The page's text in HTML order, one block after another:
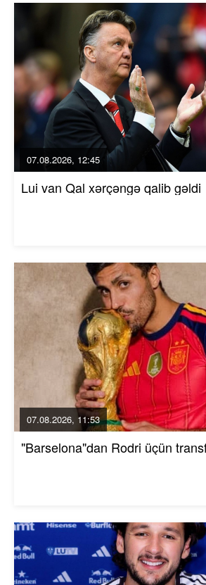
07.08.2026, 12:45
Lui van Qal xərçəngə qalib gəldi
07.08.2026, 11:53
"Barselona"dan Rodri üçün